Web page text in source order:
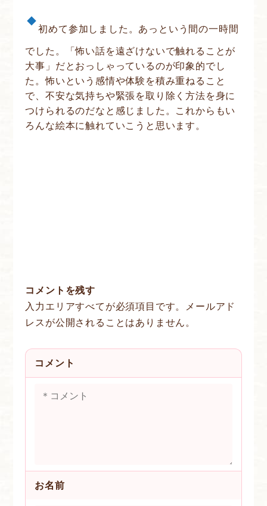
初めて参加しました。あっという間の一時間
でした。「怖い話を遠ざけないで触れることが
大事」だとおっしゃっているのが印象的でし
た。怖いという感情や体験を積み重ねること
で、不安な気持ちや緊張を取り除く方法を身に
つけられるのだなと感じました。これからもい
ろんな絵本に触れていこうと思います。
コメントを残す
入力エリアすべてが必須項目です。メールアド
レスが公開されることはありません。
コメント
お名前